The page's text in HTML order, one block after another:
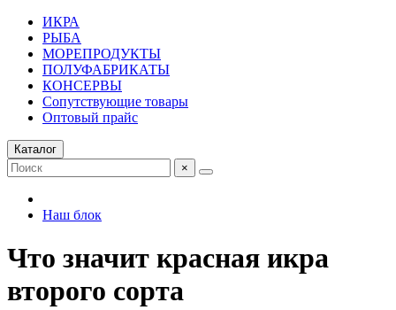
ИКРА
РЫБА
МОРЕПРОДУКТЫ
ПОЛУФАБРИКАТЫ
КОНСЕРВЫ
Сопутствующие товары
Оптовый прайс
Каталог
×
Наш блок
Что значит красная икра
второго сорта